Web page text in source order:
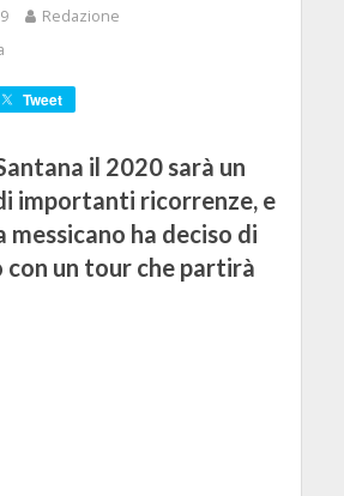
Redazione
Tweet
il 2020 sarà un
importanti ricorrenze, e
ha deciso di
un tour che partirà